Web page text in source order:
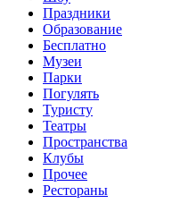
Праздники
Образование
Бесплатно
Музеи
Парки
Погулять
Туристу
Театры
Пространства
Клубы
Прочее
Рестораны